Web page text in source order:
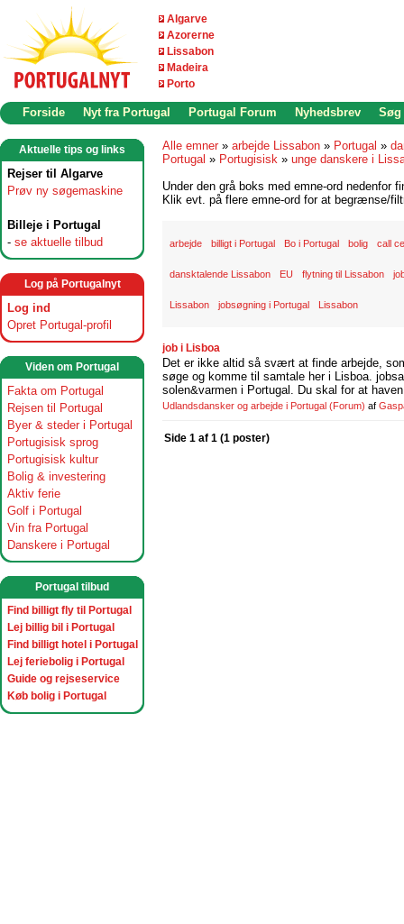
Algarve
Azorerne
Lissabon
Madeira
Porto
Forside Nyt fra Portugal Portugal Forum Nyhedsbrev Søg
Aktuelle tips og links
Rejser til Algarve
Prøv ny søgemaskine
Billeje i Portugal
- se aktuelle tilbud
Log på Portugalnyt
Log ind
Opret Portugal-profil
Viden om Portugal
Fakta om Portugal
Rejsen til Portugal
Byer & steder i Portugal
Portugisisk sprog
Portugisisk kultur
Bolig & investering
Aktiv ferie
Golf i Portugal
Vin fra Portugal
Danskere i Portugal
Portugal tilbud
Find billigt fly til Portugal
Lej billig bil i Portugal
Find billigt hotel i Portugal
Lej feriebolig i Portugal
Guide og rejseservice
Køb bolig i Portugal
Alle emner » arbejde Lissabon » Portugal »
Portugal » Portugisisk » unge danskere i
Under den grå boks med emne-ord nedenfor
Klik evt. på flere emne-ord for at begrænse/
arbejde billigt i Portugal Bo i Portugal bolig call
dansktalende Lissabon EU flytning til Lissabon
Lissabon jobsøgning i Portugal Lissabon
job i Lisboa
Det er ikke altid så svært at finde arbejde,
søge og komme til samtale her i Lisboa.
solen&varmen i Portugal. Du skal for at
Udlandsdansker og arbejde i Portugal (Forum) af
Side 1 af 1 (1 poster)